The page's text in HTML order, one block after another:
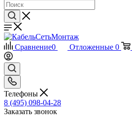
Сравнение0 Отложенные 0
Телефоны
8 (495) 098-04-28
Заказать звонок